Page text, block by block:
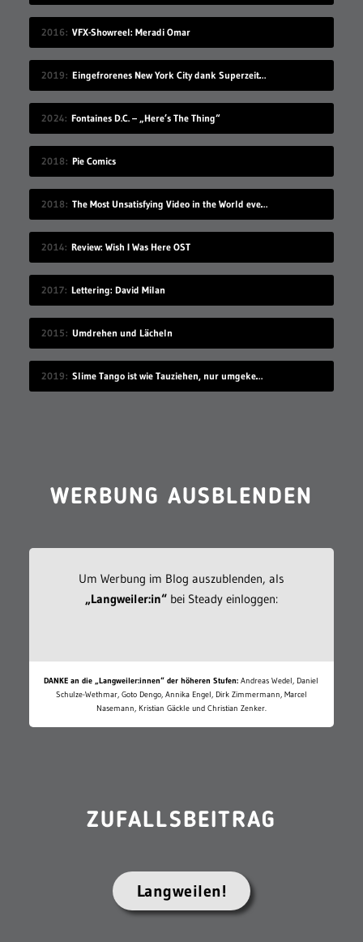
2016 VFX-Showreel: Meradi Omar
2019 Eingefrorenes New York City dank Superzeitlupe
2024 Fontaines D.C. – „Here’s The Thing“
2018 Pie Comics
2018 The Most Unsatisfying Video in the World ever made – part 2
2014 Review: Wish I Was Here OST
2017 Lettering: David Milan
2015 Umdrehen und Lächeln
2019 Slime Tango ist wie Tauziehen, nur umgekehrt
WERBUNG AUSBLENDEN
Um Werbung im Blog auszublenden, als
„Langweiler:in“bei Steady einloggen:
DANKE an die „Langweiler:innen“ der höheren Stufen: Andreas Wedel, Daniel
Schulze-Wethmar, Goto Dengo, Annika Engel, Dirk Zimmermann, Marcel
Nasemann, Kristian Gäckle und Christian Zenker.
ZUFALLSBEITRAG
Langweilen!